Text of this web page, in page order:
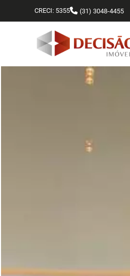
CRECI: 5355 (31) 3048-4455